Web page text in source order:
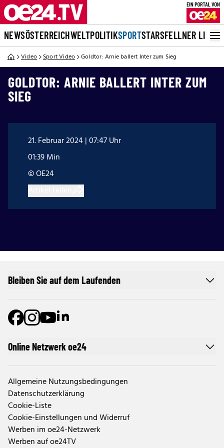
NEWSÖSTERREICHWELTPOLITIKSPORTSTARSFELLNER LIVE
Video Sport Video Goldtor: Arnie ballert Inter zum Sieg
GOLDTOR: ARNIE BALLERT INTER ZUM
SIEG
21. Februar 2024 | 07:47 Uhr
01:39 Min
© OE24
Online Netzwerk oe24
Allgemeine Nutzungsbedingungen
Datenschutzerklärung
Cookie-Liste
Cookie-Einstellungen und Widerruf
Werben im oe24-Netzwerk
Werben auf oe24TV
Bleiben Sie auf dem Laufenden